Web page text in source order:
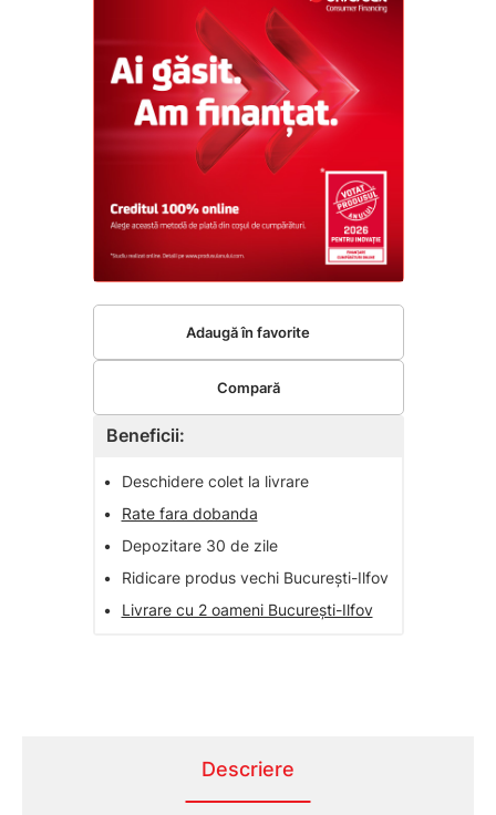
Beneficii:
•
Deschidere colet la livrare
•
Rate fara dobanda
•
Depozitare 30 de zile
•
Ridicare produs vechi București-Ilfov
•
Livrare cu 2 oameni București-Ilfov
Adaugă în favorite
Compară
Descriere